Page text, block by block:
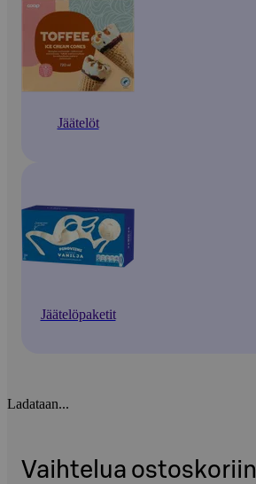
Jäätelöt
Jäätelöpaketit
Ladataan...
Vaihtelua ostoskoriin